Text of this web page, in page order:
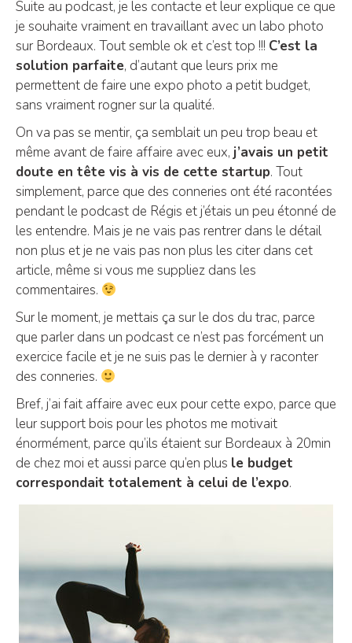
Suite au podcast, je les contacte et leur explique ce que
je souhaite vraiment en travaillant avec un labo photo
sur Bordeaux. Tout semble ok et c’est top !!! C’est la
solution parfaite, d’autant que leurs prix me
permettent de faire une expo photo a petit budget,
sans vraiment rogner sur la qualité.
On va pas se mentir, ça semblait un peu trop beau et
même avant de faire affaire avec eux, j’avais un petit
doute en tête vis à vis de cette startup. Tout
simplement, parce que des conneries ont été racontées
pendant le podcast de Régis et j’étais un peu étonné de
les entendre. Mais je ne vais pas rentrer dans le détail
non plus et je ne vais pas non plus les citer dans cet
article, même si vous me suppliez dans les
commentaires.
Sur le moment, je mettais ça sur le dos du trac, parce
que parler dans un podcast ce n’est pas forcément un
exercice facile et je ne suis pas le dernier à y raconter
des conneries.
Bref, j’ai fait affaire avec eux pour cette expo, parce que
leur support bois pour les photos me motivait
énormément, parce qu’ils étaient sur Bordeaux à 20min
de chez moi et aussi parce qu’en plus le budget
correspondait totalement à celui de l’expo.